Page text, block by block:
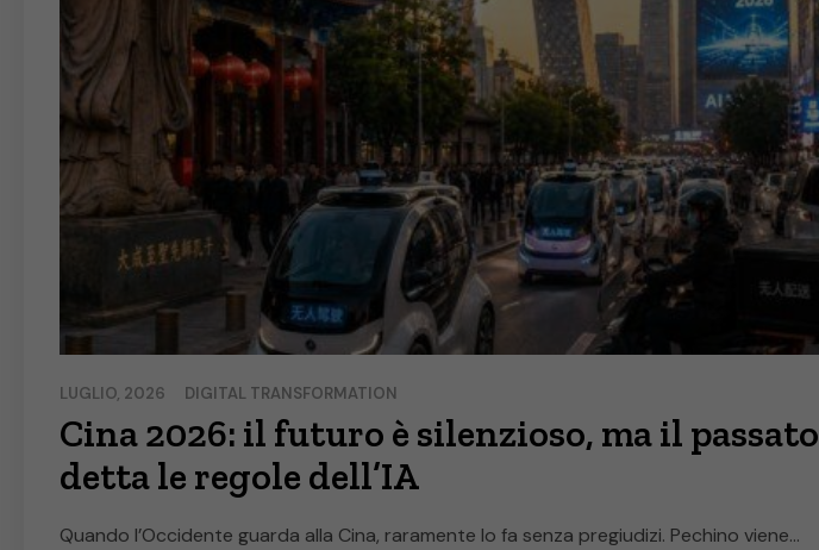
LUGLIO, 2026 DIGITAL TRANSFORMATION
Cina 2026: il futuro è silenzioso, ma il passato
detta le regole dell’IA
Quando l’Occidente guarda alla Cina, raramente lo fa senza pregiudizi. Pechino viene...